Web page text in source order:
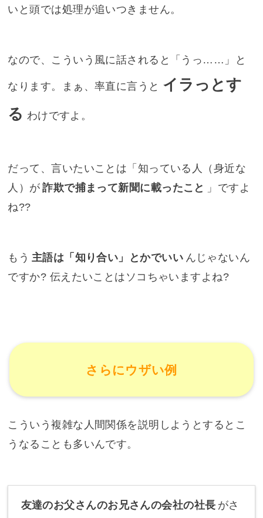
いと頭では処理が追いつきません。
なので、こういう風に話されると「うっ……」と
なります。まぁ、率直に言うと イラっとす
る わけですよ。
だって、言いたいことは「知っている人（身近な
人）が 詐欺で捕まって新聞に載ったこと
」ですよ
ね??
もう 主語は「知り合い」とかでいい んじゃないん
ですか? 伝えたいことはソコちゃいますよね?
さらにウザい例
こういう複雑な人間関係を説明しようとするとこ
うなることも多いんです。
友達のお父さんのお兄さんの会社の社長 がさ